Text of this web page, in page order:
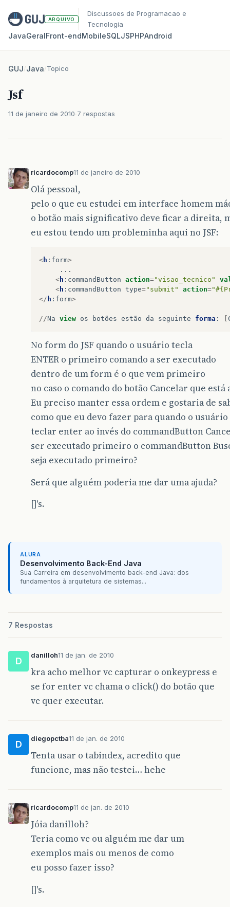
ARQUIVO
Discussoes de Programacao e
Tecnologia
JavaGeralFront‑endMobileSQLJSPHPAndroid
GUJ/Java/Topico
Jsf
11 de janeiro de 2010 7 respostas
ricardocomp11 de janeiro de 2010
Olá pessoal,
pelo o que eu estudei em interface homem
o botão mais significativo deve ficar a direita,
eu estou tendo um probleminha aqui no JSF:
< h : form>
...
< h : commandButton action="visao_tecnico"
< h : commandButton type="submit" action=
</ h : form>
//Na view os botões estão da seguinte forma :
No form do JSF quando o usuário tecla
ENTER o primeiro comando a ser executado
dentro de um form é o que vem primeiro
no caso o comando do botão Cancelar que está
Eu preciso manter essa ordem e gostaria de
como que eu devo fazer para quando o usuário
teclar enter ao invés do commandButton
ser executado primeiro o commandButton
seja executado primeiro?
Será que alguém poderia me dar uma ajuda?
[]'s.
ALURA
Desenvolvimento Back-End Java
Sua Carreira em desenvolvimento back-end Java: dos
fundamentos à arquitetura de sistemas...
7 Respostas
D
danilloh11 de jan. de 2010
kra acho melhor vc capturar o onkeypress e
se for enter vc chama o click() do botão que
vc quer executar.
D
diegopctba11 de jan. de 2010
Tenta usar o tabindex, acredito que
funcione, mas não testei… hehe
ricardocomp11 de jan. de 2010
Jóia danilloh?
Teria como vc ou alguém me dar um
exemplos mais ou menos de como
eu posso fazer isso?
[]'s.